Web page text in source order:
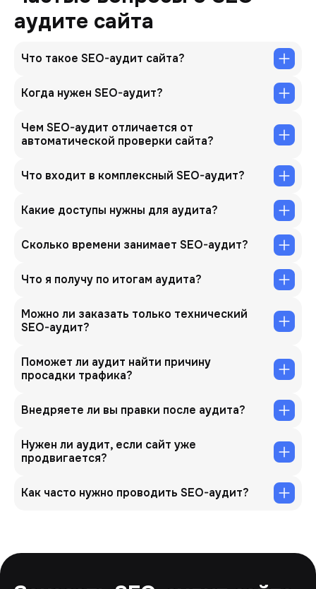
аудите сайта
Что такое SEO-аудит сайта?
Когда нужен SEO-аудит?
Чем SEO-аудит отличается от
автоматической проверки сайта?
Что входит в комплексный SEO-аудит?
Какие доступы нужны для аудита?
Сколько времени занимает SEO-аудит?
Что я получу по итогам аудита?
Можно ли заказать только технический
SEO-аудит?
Поможет ли аудит найти причину
просадки трафика?
Внедряете ли вы правки после аудита?
Нужен ли аудит, если сайт уже
продвигается?
Как часто нужно проводить SEO-аудит?